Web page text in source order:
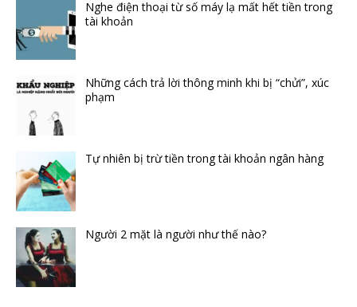
Nghe điện thoại từ số máy lạ mất hết tiền trong
tài khoản
Những cách trả lời thông minh khi bị “chửi”, xúc
phạm
Tự nhiên bị trừ tiền trong tài khoản ngân hàng
Người 2 mặt là người như thế nào?